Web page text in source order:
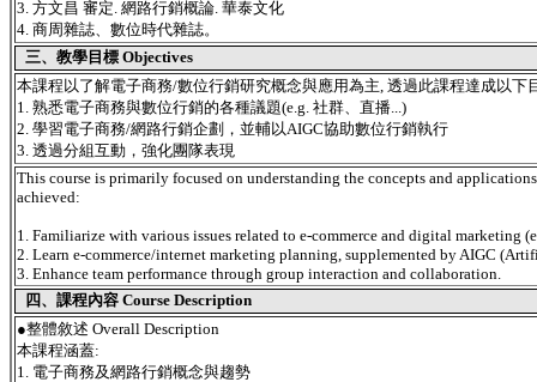
3. 方文昌 審定. 網路行銷概論. 華泰文化
4. 商周雜誌、數位時代雜誌。
三、教學目標 Objectives
本課程以了解電子商務/數位行銷研究概念與應用為主, 透過此課程達成以下
1. 熟悉電子商務與數位行銷的各種議題(e.g. 社群、直播...)
2. 學習電子商務/網路行銷企劃，並輔以AIGC協助數位行銷執行
3. 透過分組互動，強化團隊表現
This course is primarily focused on understanding the concepts and
achieved:
1. Familiarize with various issues related to e-commerce and digital marketing
2. Learn e-commerce/internet marketing planning, supplemented by AIGC
3. Enhance team performance through group interaction and collaboration.
四、課程內容 Course Description
●整體敘述 Overall Description
本課程涵蓋:
1. 電子商務及網路行銷概念與趨勢